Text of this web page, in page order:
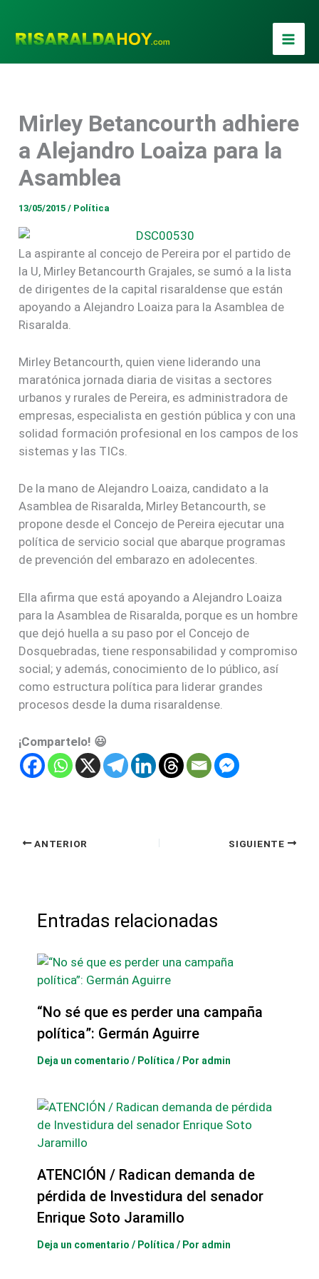
contenido
Mirley Betancourth adhiere
a Alejandro Loaiza para la
Asamblea
13/05/2015/ Política
La aspirante al concejo de Pereira por el partido de
la U, Mirley Betancourth Grajales, se sumó a la lista
de dirigentes de la capital risaraldense que están
apoyando a Alejandro Loaiza para la Asamblea de
Risaralda.
Mirley Betancourth, quien viene liderando una
maratónica jornada diaria de visitas a sectores
urbanos y rurales de Pereira, es administradora de
empresas, especialista en gestión pública y con una
solidad formación profesional en los campos de los
sistemas y las TICs.
De la mano de Alejandro Loaiza, candidato a la
Asamblea de Risaralda, Mirley Betancourth, se
propone desde el Concejo de Pereira ejecutar una
política de servicio social que abarque programas
de prevención del embarazo en adolecentes.
Ella afirma que está apoyando a Alejandro Loaiza
para la Asamblea de Risaralda, porque es un hombre
que dejó huella a su paso por el Concejo de
Dosquebradas, tiene responsabilidad y compromiso
social; y además, conocimiento de lo público, así
como estructura política para liderar grandes
procesos desde la duma risaraldense.
¡Compartelo! 😃
ANTERIOR SIGUIENTE
Entradas relacionadas
“No sé que es perder una campaña
política”: Germán Aguirre
Deja un comentario / Política/ Por admin
ATENCIÓN / Radican demanda de
pérdida de Investidura del senador
Enrique Soto Jaramillo
Deja un comentario / Política/ Por admin